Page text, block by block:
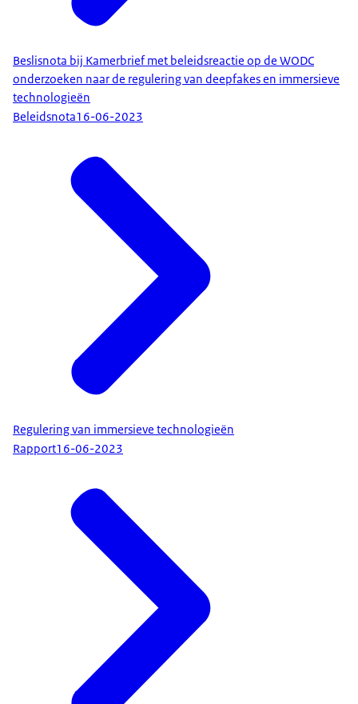
Beslisnota bij Kamerbrief met beleidsreactie op de WODC
onderzoeken naar de regulering van deepfakes en immersieve
technologieën
Beleidsnota16-06-2023
Regulering van immersieve technologieën
Rapport16-06-2023